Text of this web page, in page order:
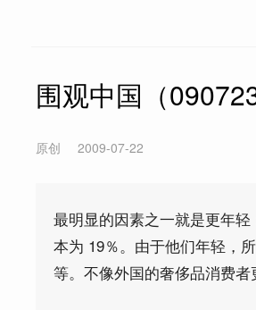
围观中国（
原创 2009-07-22
最明显的因素之一就是更年
本为 19％。由于他们年轻，
等。不像外国的奢侈品消费